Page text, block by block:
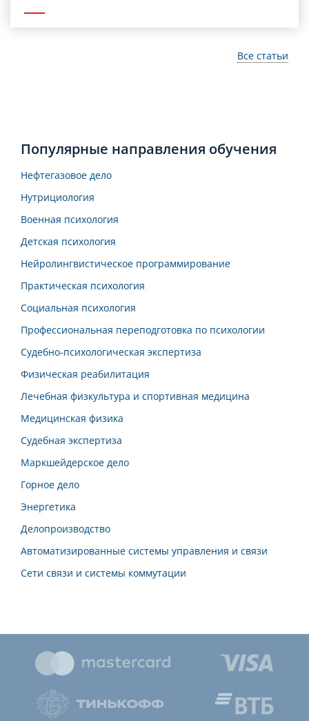
Все статьи
Популярные направления обучения
Нефтегазовое дело
Нутрициология
Военная психология
Детская психология
Нейролингвистическое программирование
Практическая психология
Социальная психология
Профессиональная переподготовка по психологии
Судебно-психологическая экспертиза
Физическая реабилитация
Лечебная физкультура и спортивная медицина
Медицинская физика
Судебная экспертиза
Маркшейдерское дело
Горное дело
Энергетика
Делопроизводство
Автоматизированные системы управления и связи
Сети связи и системы коммутации